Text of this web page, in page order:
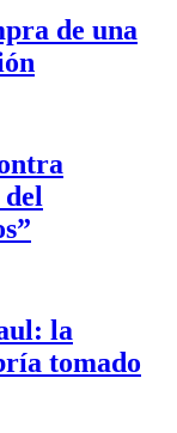
de una
la
tomado